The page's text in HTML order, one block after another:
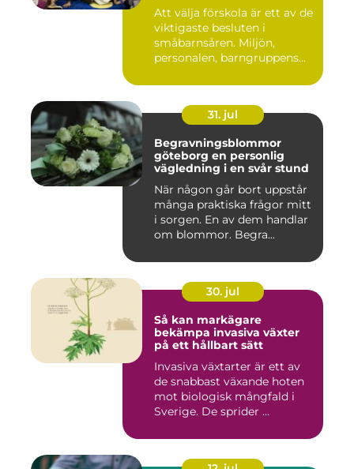
Att välja förskola är ett av de
viktigaste besluten i
småbarnsåren. Miljön,
personalen, barngruppens...
31. jul
Begravningsblommor
göteborg en personlig
vägledning i en svår stund
När någon går bort uppstår
många praktiska frågor mitt
i sorgen. En av dem handlar
om blommor. Begra...
30. jul
Så kan markägare
bekämpa invasiva växter
på ett hållbart sätt
Invasiva växtarter är ett av
de snabbast växande hoten
mot biologisk mångfald i
Sverige. De sprider ...